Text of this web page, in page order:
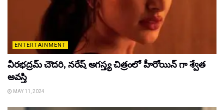
ENTERTAINMENT
వీరభద్రమ్ చౌదరి, నరేష్ అగస్త్య చిత్రంలో హీరోయిన్ గా శ్వేత
అవస్తి
MAY 11, 2024